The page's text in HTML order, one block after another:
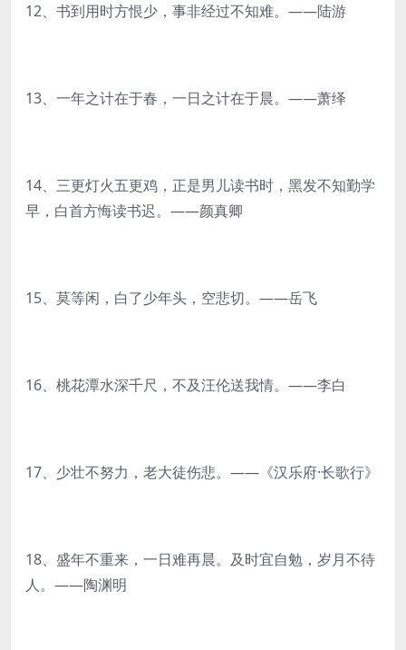
12、书到用时方恨少，事非经过不知难。——陆游
13、一年之计在于春，一日之计在于晨。——萧绎
14、三更灯火五更鸡，正是男儿读书时，黑发不知勤学
早，白首方悔读书迟。——颜真卿
15、莫等闲，白了少年头，空悲切。——岳飞
16、桃花潭水深千尺，不及汪伦送我情。——李白
17、少壮不努力，老大徒伤悲。——《汉乐府·长歌行》
18、盛年不重来，一日难再晨。及时宜自勉，岁月不待
人。——陶渊明